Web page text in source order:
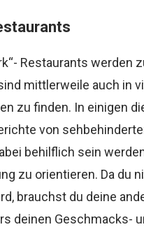
Restaurants werden
mittlerweile auch in
zu finden. In einigen
von
behilflich sein
zu orientieren. Da du
brauchst du deine
deinen Geschmacks-